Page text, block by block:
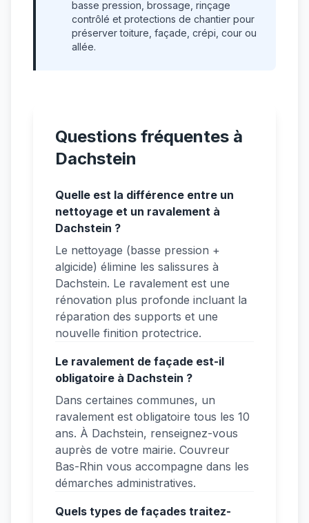
basse pression, brossage, rinçage
contrôlé et protections de chantier pour
préserver toiture, façade, crépi, cour ou
allée.
Questions fréquentes à
Dachstein
Quelle est la différence entre un
nettoyage et un ravalement à
Dachstein ?
Le nettoyage (basse pression +
algicide) élimine les salissures à
Dachstein. Le ravalement est une
rénovation plus profonde incluant la
réparation des supports et une
nouvelle finition protectrice.
Le ravalement de façade est-il
obligatoire à Dachstein ?
Dans certaines communes, un
ravalement est obligatoire tous les 10
ans. À Dachstein, renseignez-vous
auprès de votre mairie. Couvreur
Bas-Rhin vous accompagne dans les
démarches administratives.
Quels types de façades traitez-